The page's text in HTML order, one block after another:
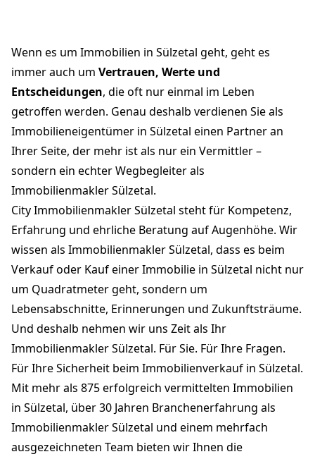
Wenn es um Immobilien in Sülzetal geht, geht es
immer auch um Vertrauen, Werte und
Entscheidungen, die oft nur einmal im Leben
getroffen werden. Genau deshalb verdienen Sie als
Immobilieneigentümer in Sülzetal einen Partner an
Ihrer Seite, der mehr ist als nur ein Vermittler –
sondern ein echter Wegbegleiter als
Immobilienmakler Sülzetal.
City Immobilienmakler Sülzetal steht für Kompetenz,
Erfahrung und ehrliche Beratung auf Augenhöhe. Wir
wissen als Immobilienmakler Sülzetal, dass es beim
Verkauf oder Kauf einer Immobilie in Sülzetal nicht nur
um Quadratmeter geht, sondern um
Lebensabschnitte, Erinnerungen und Zukunftsträume.
Und deshalb nehmen wir uns Zeit als Ihr
Immobilienmakler Sülzetal. Für Sie. Für Ihre Fragen.
Für Ihre Sicherheit beim Immobilienverkauf in Sülzetal.
Mit mehr als 875 erfolgreich vermittelten Immobilien
in Sülzetal, über 30 Jahren Branchenerfahrung als
Immobilienmakler Sülzetal und einem mehrfach
ausgezeichneten Team bieten wir Ihnen die